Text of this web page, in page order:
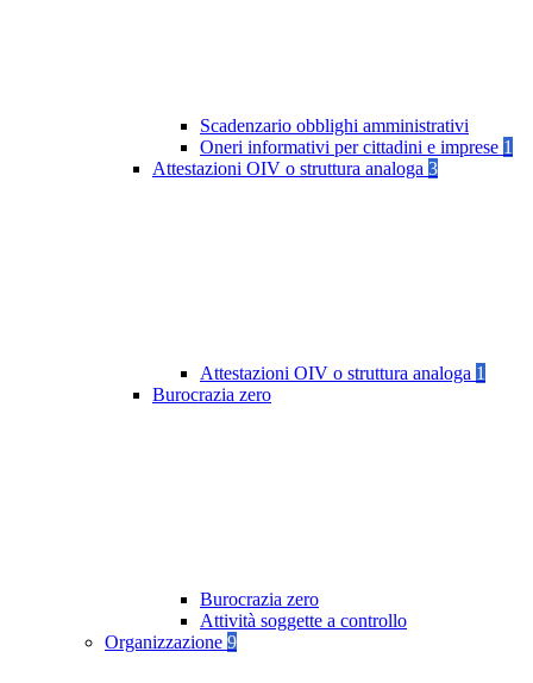
Scadenzario obblighi amministrativi
Oneri informativi per cittadini e imprese 1
Attestazioni OIV o struttura analoga 3
Attestazioni OIV o struttura analoga 1
Burocrazia zero
Burocrazia zero
Attività soggette a controllo
Organizzazione 9